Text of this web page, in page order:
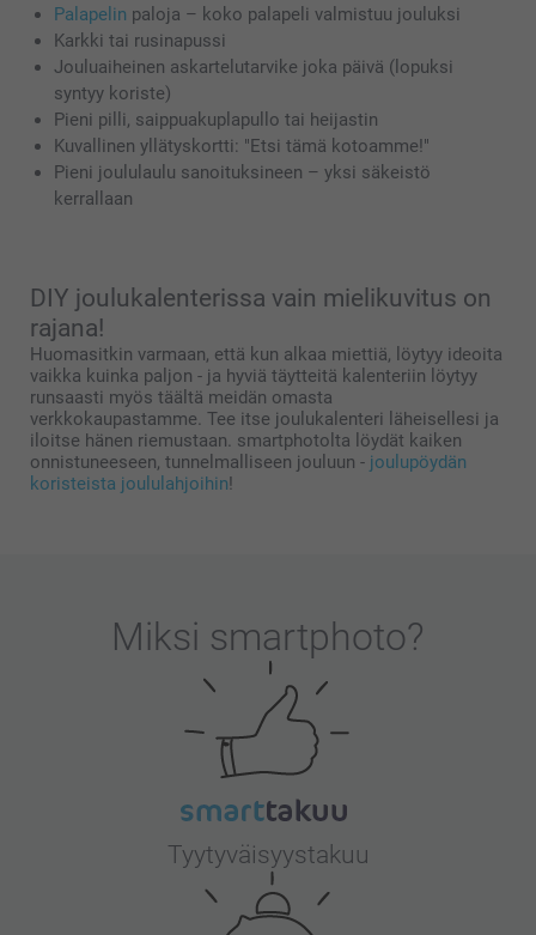
Palapelin paloja – koko palapeli valmistuu jouluksi
Karkki tai rusinapussi
Jouluaiheinen askartelutarvike joka päivä (lopuksi
syntyy koriste)
Pieni pilli, saippuakuplapullo tai heijastin
Kuvallinen yllätyskortti: "Etsi tämä kotoamme!"
Pieni joululaulu sanoituksineen – yksi säkeistö
kerrallaan
DIY joulukalenterissa vain mielikuvitus on
rajana!
Huomasitkin varmaan, että kun alkaa miettiä, löytyy ideoita
vaikka kuinka paljon - ja hyviä täytteitä kalenteriin löytyy
runsaasti myös täältä meidän omasta
verkkokaupastamme. Tee itse joulukalenteri läheisellesi ja
iloitse hänen riemustaan. smartphotolta löydät kaiken
onnistuneeseen, tunnelmalliseen jouluun - joulupöydän
koristeista joululahjoihin!
Miksi smartphoto?
Tyytyväisyystakuu